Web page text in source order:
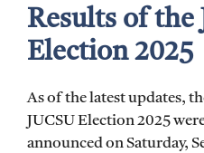
Results of the
Election 2025
As of the latest updates,
JUCSU Election 2025
announced on Saturday,